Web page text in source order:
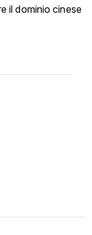
il dominio cinese